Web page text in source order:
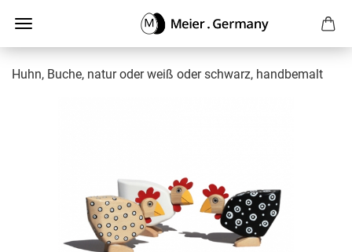
Huhn, Buche, natur oder weiß oder schwarz, handbemalt